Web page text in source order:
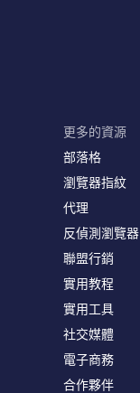
更多的資源
部落格
瀏覽器指紋
代理
反偵測瀏覽器
聯盟行銷
實用教程
實用工具
社交媒體
電子商務
合作夥伴